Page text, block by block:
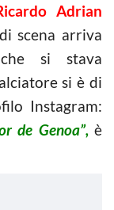
Adrian
scena arriva
si stava
si è di
Instagram:
de Genoa”,è